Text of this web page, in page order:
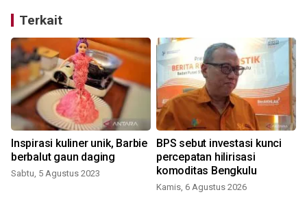
Terkait
Inspirasi kuliner unik, Barbie
berbalut gaun daging
Sabtu, 5 Agustus 2023
BPS sebut investasi kunci
percepatan hilirisasi
komoditas Bengkulu
Kamis, 6 Agustus 2026